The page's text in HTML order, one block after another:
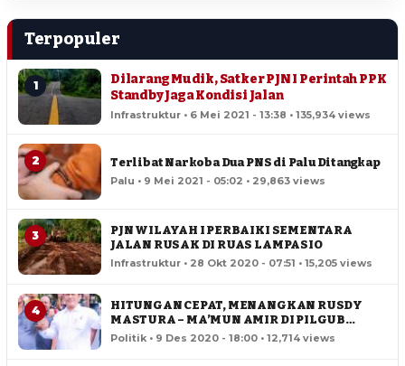
Terpopuler
1
Dilarang Mudik, Satker PJN I Perintah PPK
Standby Jaga Kondisi Jalan
Infrastruktur • 6 Mei 2021 - 13:38 • 135,934 views
2 Terlibat Narkoba Dua PNS di Palu Ditangkap
Palu • 9 Mei 2021 - 05:02 • 29,863 views
3
PJN WILAYAH I PERBAIKI SEMENTARA
JALAN RUSAK DI RUAS LAMPASIO
Infrastruktur • 28 Okt 2020 - 07:51 • 15,205 views
4
HITUNGAN CEPAT, MENANGKAN RUSDY
MASTURA – MA’MUN AMIR DI PILGUB
SULTENG
Politik • 9 Des 2020 - 18:00 • 12,714 views